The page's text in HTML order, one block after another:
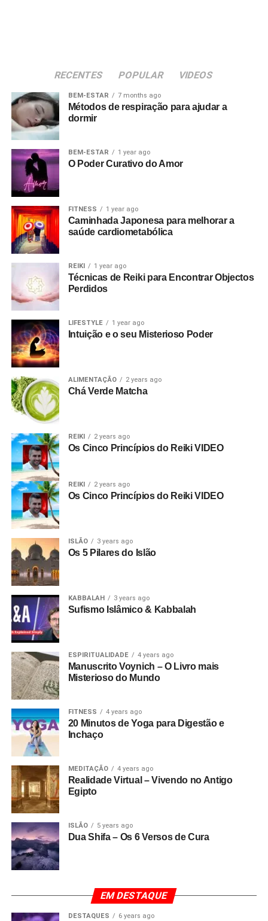
RECENTES POPULAR VIDEOS
BEM-ESTAR 7 months ago
Métodos de respiração para ajudar a
dormir
BEM-ESTAR 1 year ago
O Poder Curativo do Amor
FITNESS 1 year ago
Caminhada Japonesa para melhorar a
saúde cardiometabólica
REIKI 1 year ago
Técnicas de Reiki para Encontrar Objectos
Perdidos
LIFESTYLE 1 year ago
Intuição e o seu Misterioso Poder
ALIMENTAÇÃO 2 years ago
Chá Verde Matcha
REIKI 2 years ago
Os Cinco Princípios do Reiki VIDEO
REIKI 2 years ago
Os Cinco Princípios do Reiki VIDEO
ISLÃO 3 years ago
Os 5 Pilares do Islão
KABBALAH 3 years ago
Sufismo Islâmico & Kabbalah
ESPIRITUALIDADE 4 years ago
Manuscrito Voynich – O Livro mais
Misterioso do Mundo
FITNESS 4 years ago
20 Minutos de Yoga para Digestão e
Inchaço
MEDITAÇÃO 4 years ago
Realidade Virtual – Vivendo no Antigo
Egipto
ISLÃO 5 years ago
Dua Shifa – Os 6 Versos de Cura
EM DESTAQUE
DESTAQUES 6 years ago